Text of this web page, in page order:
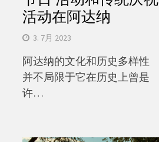
活动在阿达纳
3. 7月 2023
阿达纳的文化和历史多样性
并不局限于它在历史上曾是
许…